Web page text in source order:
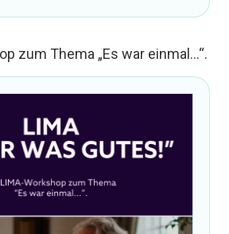
zum Thema „Es war einmal…“.